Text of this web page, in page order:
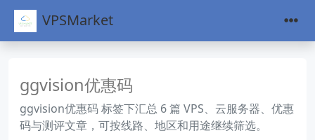
VPSMarket
ggvision优惠码
ggvision优惠码 标签下汇总 6 篇 VPS、云服务器、优惠
码与测评文章，可按线路、地区和用途继续筛选。